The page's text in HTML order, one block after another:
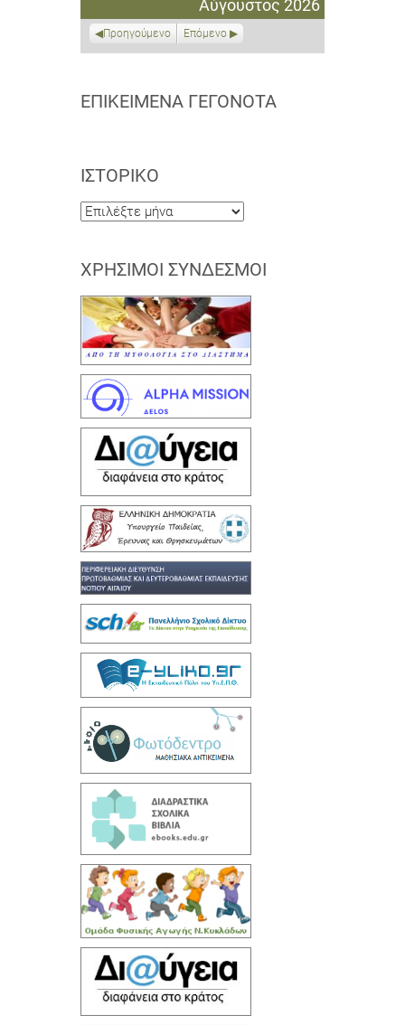
Αύγουστος 2026
20262026202620262026
Προηγούμενο Επόμενο
ΕΠΙΚΕΊΜΕΝΑ ΓΕΓΟΝΌΤΑ
ΙΣΤΟΡΙΚΌ
Ιστορικό
ΧΡΉΣΙΜΟΙ ΣΎΝΔΕΣΜΟΙ